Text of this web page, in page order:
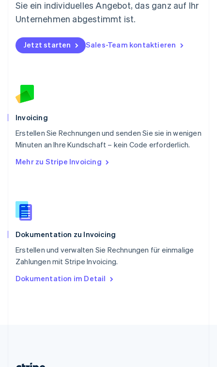
Sie ein individuelles Angebot, das ganz auf Ihr
Unternehmen abgestimmt ist.
Jetzt starten Sales-Team kontaktieren
Invoicing
Erstellen Sie Rechnungen und senden Sie sie in wenigen
Minuten an Ihre Kundschaft – kein Code erforderlich.
Mehr zu Stripe Invoicing
Dokumentation zu Invoicing
Erstellen und verwalten Sie Rechnungen für einmalige
Zahlungen mit Stripe Invoicing.
Dokumentation im Detail
Österreich
Deutsch
Polen
Portugal
PortuguêsEnglish
Schweden
Schweiz
Singapur
English简体中文
Slowakei
Slowenien
English
Spanien
Thailand
Tschechische Republik
English
English